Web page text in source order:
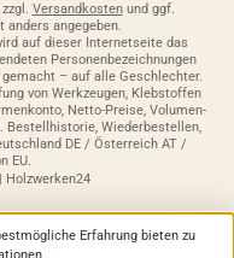
Versandkostenund ggf.
anders angegeben.
auf dieser Internetseite das
Personenbezeichnungen
– auf alle Geschlechter.
von Werkzeugen, Klebstoffen
Netto-Preise, Volumen-
Bestellhistorie, Wiederbestellen,
DE / Österreich AT /
EU.
Holzwerken24
Erfahrung bieten zu
...